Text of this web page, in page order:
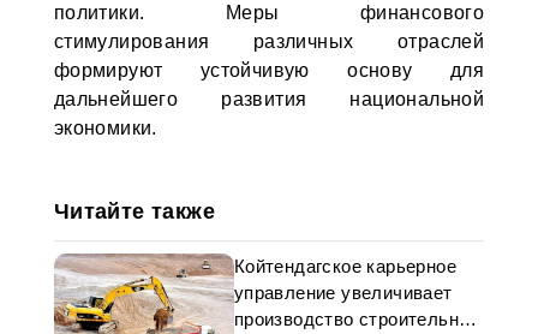
политики. Меры финансового
стимулирования различных отраслей
формируют устойчивую основу для
дальнейшего развития национальной
экономики.
Читайте также
Койтендагское карьерное
управление увеличивает
производство строительных